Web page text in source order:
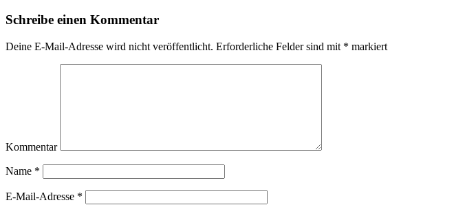
Schreibe einen Kommentar
Deine E-Mail-Adresse wird nicht veröffentlicht. Erforderliche Felder sind mit * markiert
Kommentar
Name *
E-Mail-Adresse *